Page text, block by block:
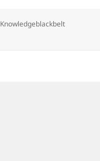
Etiquetas
Knowledgeblackbelt